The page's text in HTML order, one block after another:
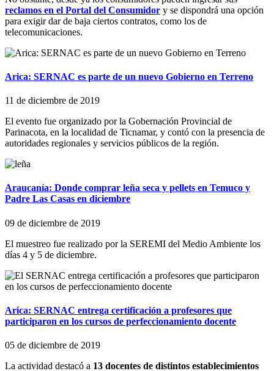
reclamos en el Portal del Consumidor y se dispondrá una opción
para exigir dar de baja ciertos contratos, como los de
telecomunicaciones.
Arica: SERNAC es parte de un nuevo Gobierno en Terreno
11 de diciembre de 2019
El evento fue organizado por la Gobernación Provincial de
Parinacota, en la localidad de Ticnamar, y contó con la presencia de
autoridades regionales y servicios públicos de la región.
Araucanía: Donde comprar leña seca y pellets en Temuco y
Padre Las Casas en diciembre
09 de diciembre de 2019
El muestreo fue realizado por la SEREMI del Medio Ambiente los
días 4 y 5 de diciembre.
Arica: SERNAC entrega certificación a profesores que
participaron en los cursos de perfeccionamiento docente
05 de diciembre de 2019
La actividad destacó a 13 docentes de distintos establecimientos